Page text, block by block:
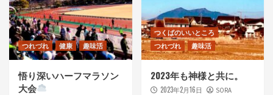
つれづれ 健康 趣味活
悟り深いハーフマラソン
大会
つくばのいいところ
つれづれ
趣味活
2023年も神様と共に。
2023年2月16日 SORA